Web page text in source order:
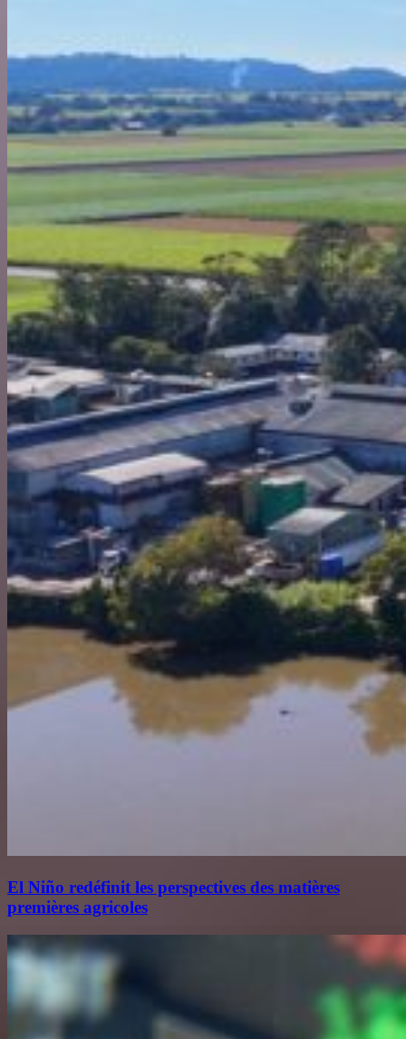
El Niño redéfinit les perspectives des matières
premières agricoles